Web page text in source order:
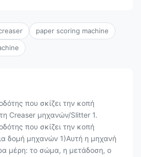
paper scoring machine
που σκίζει την κοπή
Creaser μηχανών/Slitter 1.
που σκίζει την κοπή
δομή μηχανών 1)Αυτή η μηχανή
μέρη: το σώμα, η μετάδοση, ο